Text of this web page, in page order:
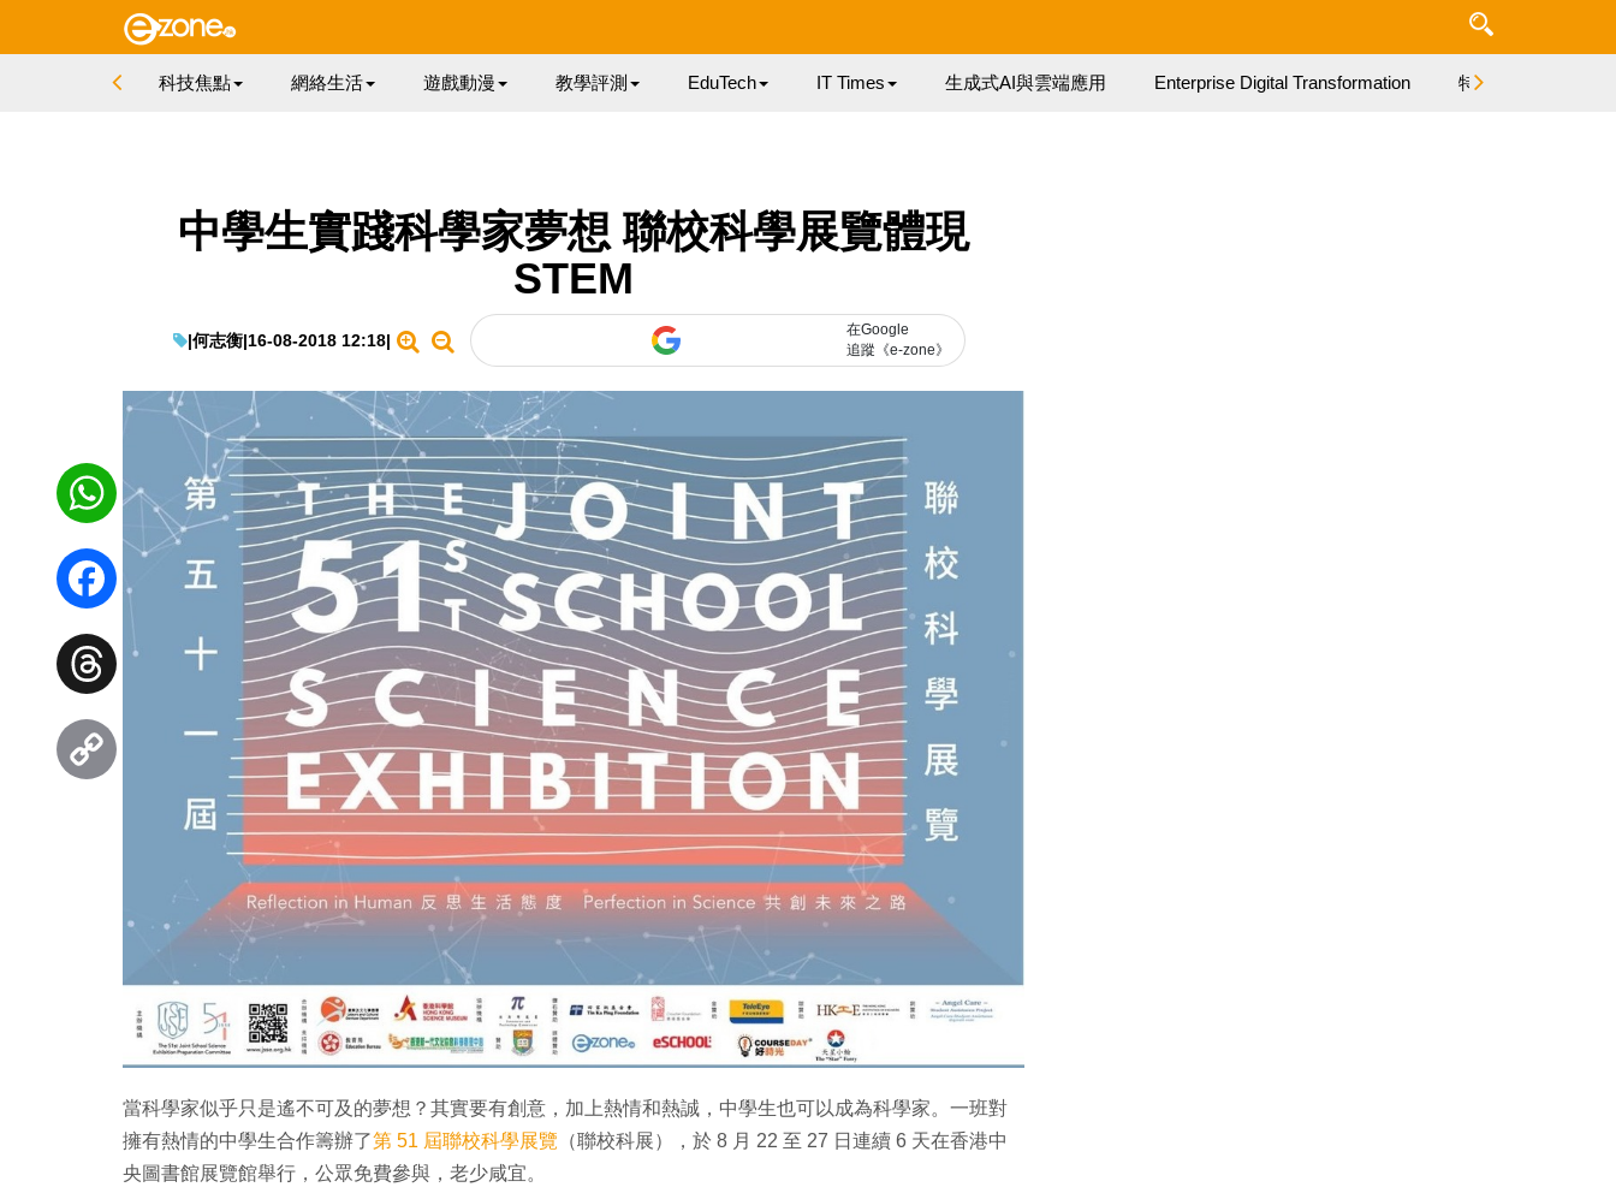
科技焦點 網絡生活 遊戲動漫 教學評測 EduTech IT Times 生成式AI與雲端應用 Enterprise Digital Transformation 特集
中學生實踐科學家夢想 聯校科學展覽體現
STEM
|何志衡|16-08-2018 12:18|
在Google
追蹤《e-zone》
當科學家似乎只是遙不可及的夢想？其實要有創意，加上熱情和熱誠，中學生也可以成為科學家。一班對
擁有熱情的中學生合作籌辦了第 51 屆聯校科學展覽 （聯校科展），於 8 月 22 至 27 日連續 6 天在香港中
央圖書館展覽館舉行，公眾免費參與，老少咸宜。
WhatsApp
Facebook
Threads